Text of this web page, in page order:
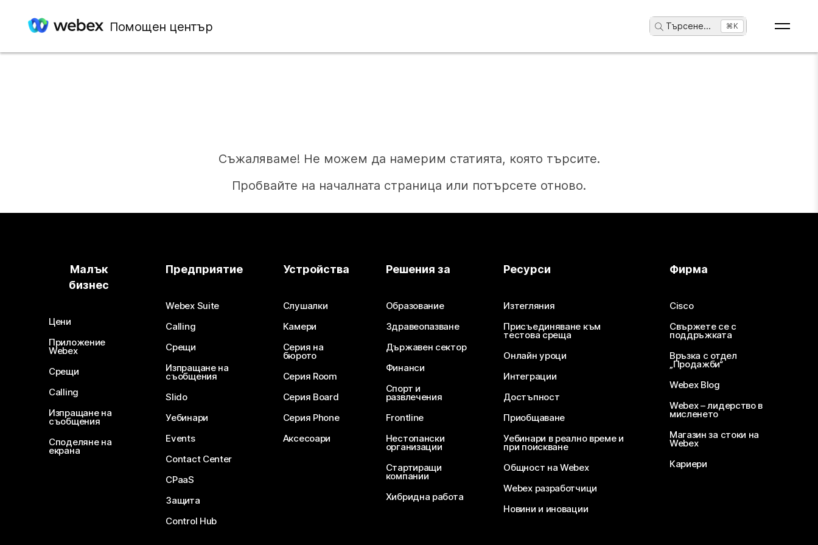
Помощен център Търсене... ⌘K
Съжаляваме! Не можем да намерим статията, която търсите.
Пробвайте на началната страница или потърсете отново.
Нуждаете се от отговор?
Изпратете въпрос
Малък
бизнес
Цени
Приложение
Webex
Срещи
Calling
Изпращане на
съобщения
Споделяне на
екрана
Предприятие
Webex Suite
Calling
Срещи
Изпращане на
съобщения
Slido
Уебинари
Events
Contact Center
CPaaS
Защита
Control Hub
Устройства
Слушалки
Камери
Серия на
бюрото
Серия Room
Серия Board
Серия Phone
Аксесоари
Решения за
Образование
Здравеопазване
Държавен сектор
Финанси
Спорт и
развлечения
Frontline
Нестопански
организации
Стартиращи
компании
Хибридна работа
Ресурси
Изтегляния
Присъединяване към
тестова среща
Онлайн уроци
Интеграции
Достъпност
Приобщаване
Уебинари в реално време и
при поискване
Общност на Webex
Webex разработчици
Новини и иновации
Фирма
Cisco
Свържете се с
поддръжката
Връзка с отдел
„Продажби“
Webex Blog
Webex – лидерство в
мисленето
Магазин за стоки на
Webex
Кариери